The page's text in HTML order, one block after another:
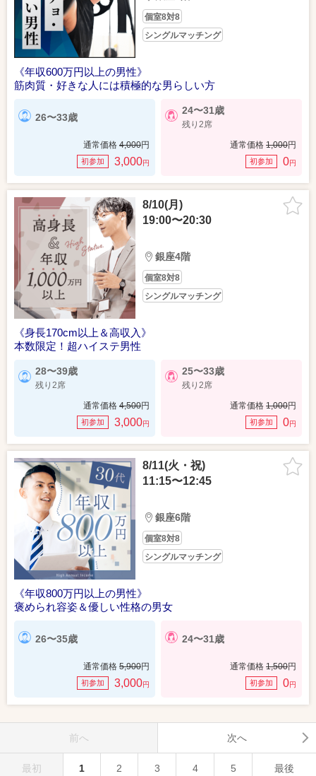
個室8対8
シングルマッチング
《年収600万円以上の男性》
筋肉質・好きな人には積極的な男らしい方
26〜33歳
通常価格 4,000円
初参加 3,000円
24〜31歳
残り2席
通常価格 1,000円
初参加 0円
8/10(月)
19:00〜20:30
銀座4階
個室8対8
シングルマッチング
《身長170cm以上＆高収入》
本数限定！超ハイステ男性
28〜39歳
残り2席
通常価格 4,500円
初参加 3,000円
25〜33歳
残り2席
通常価格 1,000円
初参加 0円
8/11(火・祝)
11:15〜12:45
銀座6階
個室8対8
シングルマッチング
《年収800万円以上の男性》
褒められ容姿＆優しい性格の男女
26〜35歳
通常価格 5,900円
初参加 3,000円
24〜31歳
通常価格 1,500円
初参加 0円
前へ 次へ
最初 1 2 3 4 5 最後